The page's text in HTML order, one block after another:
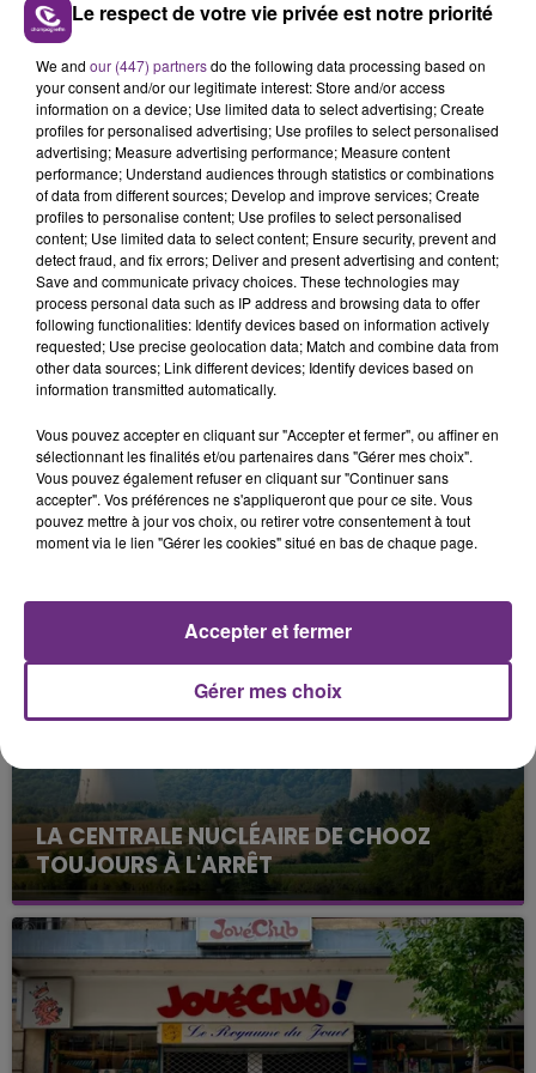
Le rémois Alb tentera de remporter la Victoire de
l’Album de musiques électroniques.
LA CENTRALE NUCLÉAIRE DE CHOOZ
TOUJOURS À L'ARRÊT
Cela fait déjà une semaine que la centrale
nucléaire ardennaise est à l'arrêt. Une situation
justifiée par la sécheresse intense qui est toujours
présente.
Le respect de votre vie privée est notre priorité
We and our (447) partnersdo the following data processing based on
your consent and/or our legitimate interest: Store and/or access
information on a device; Use limited data to select advertising; Create
profiles for personalised advertising; Use profiles to select personalised
advertising; Measure advertising performance; Measure content
performance; Understand audiences through statistics or combinations
of data from different sources; Develop and improve services; Create
profiles to personalise content; Use profiles to select personalised
content; Use limited data to select content; Ensure security, prevent and
detect fraud, and fix errors; Deliver and present advertising and content;
Save and communicate privacy choices. These technologies may
process personal data such as IP address and browsing data to offer
following functionalities: Identify devices based on information actively
requested; Use precise geolocation data; Match and combine data from
other data sources; Link different devices; Identify devices based on
information transmitted automatically.
Vous pouvez accepter en cliquant sur "Accepter et fermer", ou affiner en
sélectionnant les finalités et/ou partenaires dans "Gérer mes choix".
Vous pouvez également refuser en cliquant sur "Continuer sans
accepter". Vos préférences ne s'appliqueront que pour ce site. Vous
pouvez mettre à jour vos choix, ou retirer votre consentement à tout
moment via le lien "Gérer les cookies" situé en bas de chaque page.
Gérer mes choix
Accepter et fermer